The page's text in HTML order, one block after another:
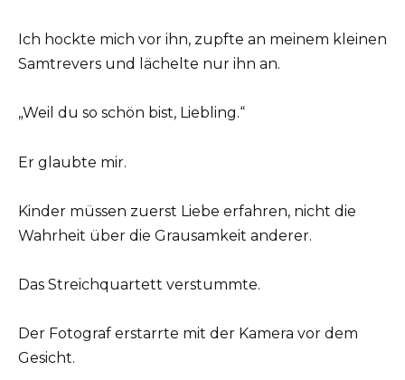
Ich hockte mich vor ihn, zupfte an meinem kleinen
Samtrevers und lächelte nur ihn an.
„Weil du so schön bist, Liebling.“
Er glaubte mir.
Kinder müssen zuerst Liebe erfahren, nicht die
Wahrheit über die Grausamkeit anderer.
Das Streichquartett verstummte.
Der Fotograf erstarrte mit der Kamera vor dem
Gesicht.